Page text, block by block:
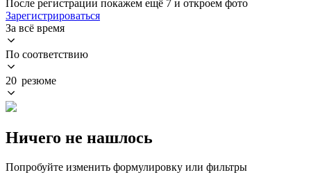
После регистрации покажем ещё 7 и откроем фото
Зарегистрироваться
За всё время
По соответствию
20 резюме
Ничего не нашлось
Попробуйте изменить формулировку или фильтры